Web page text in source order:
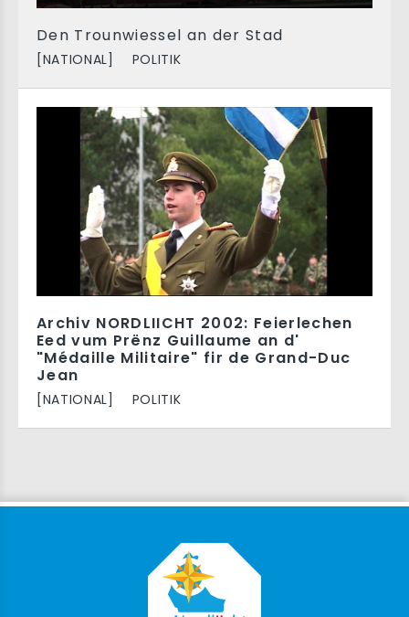
Den Trounwiessel an der Stad
[NATIONAL] POLITIK
Archiv NORDLIICHT 2002: Feierlechen
Eed vum Prënz Guillaume an d'
"Médaille Militaire" fir de Grand-Duc
Jean
[NATIONAL] POLITIK